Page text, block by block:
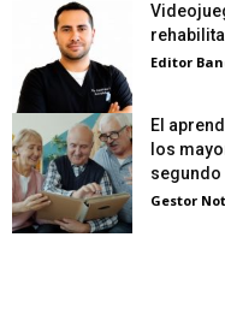
Editor
El
los
Gestor